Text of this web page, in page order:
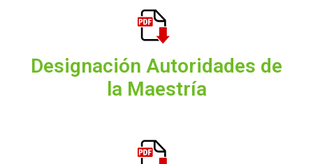
Designación Autoridades de
la Maestría